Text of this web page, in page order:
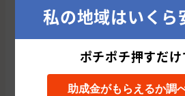
事業内容
収、不動産など
代表者 米田 誠治
私の地域はいくら
ポチポチ押すだけ
助成金がもらえるか調